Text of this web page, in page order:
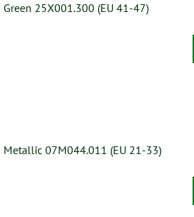
25X001.300 (EU 41-47)
Metallic 07M044.011 (EU 21-33)